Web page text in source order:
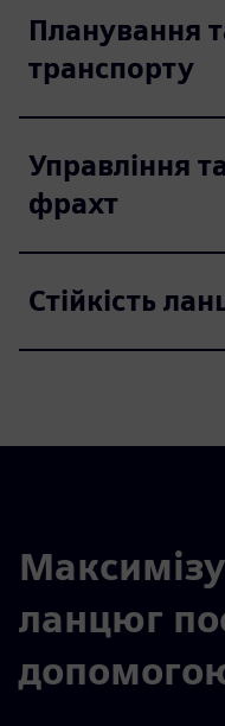
Планування
транспорту
Управління
фрахт
Стійкість
ланцюг